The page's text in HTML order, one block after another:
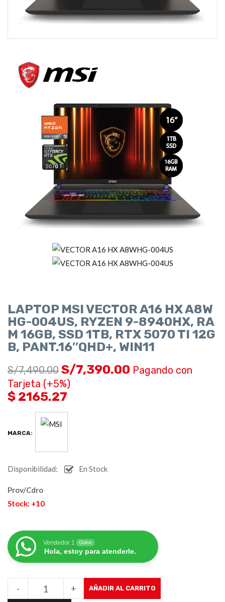
LAPTOP MSI VECTOR A16 HX A8W
HG-004US, RYZEN 9-8940HX, RA
M 16GB, SSD 1TB, RTX 5070 TI 12G
B, PANT.16″QHD+, WIN11
S/7,490.00 S/7,390.00 Pagando con
Tarjeta (+5%)
$ 2165.27
MARCA:
Disponibilidad: En Stock
Prov/Cdro
Stock: +10
Vendedor 1 Online
Hola, estoy para atenderle.
+
- AÑADIR AL CARRITO